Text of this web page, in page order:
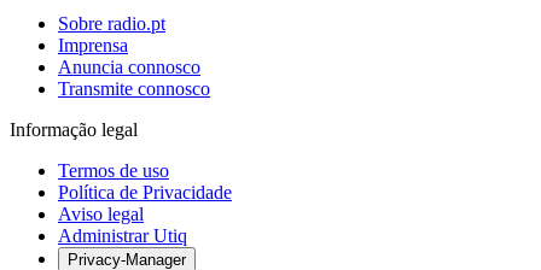
Sobre radio.pt
Imprensa
Anuncia connosco
Transmite connosco
Informação legal
Termos de uso
Política de Privacidade
Aviso legal
Administrar Utiq
Privacy-Manager